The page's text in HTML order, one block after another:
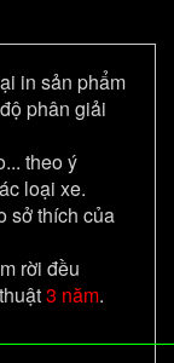
in sản phẩm
phân giải
theo ý
loại xe.
sở thích của
rời đều
3 năm.